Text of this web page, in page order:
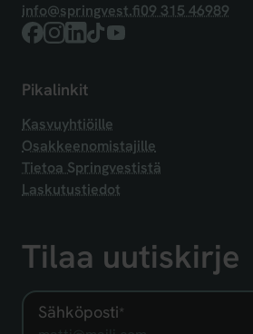
info@springvest.fi09 315 46989
Facebook
Instagram
LinkedIn
TikTokYouTube
Pikalinkit
Kasvuyhtiöille
Osakkeenomistajille
Tietoa Springvestistä
Laskutustiedot
Tilaa uutiskirje
Sähköposti*